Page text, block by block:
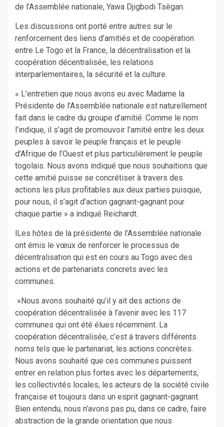
de l’Assemblée nationale, Yawa Djigbodi Tsègan.
Les discussions ont porté entre autres sur le
renforcement des liens d’amitiés et de coopération
entre Le Togo et la France, la décentralisation et la
coopération décentralisée, les relations
interparlementaires, la sécurité et la culture.
« L’entretien que nous avons eu avec Madame la
Présidente de l’Assemblée nationale est naturellement
fait dans le cadre du groupe d’amitié. Comme le nom
l’indique, il s’agit de promouvoir l’amitié entre les deux
peuples à savoir le peuple français et le peuple
d’Afrique de l’Ouest et plus particulièrement le peuple
togolais. Nous avons indiqué que nous souhaitions que
cette amitié puisse se concrétiser à travers des
actions les plus profitables aux deux parties puisque,
pour nous, il s’agit d’action gagnant-gagnant pour
chaque partie » a indiqué Reichardt.
lLes hôtes de la présidente de l’Assemblée nationale
ont émis le vœux de renforcer le processus de
décentralisation qui est en cours au Togo avec des
actions et de partenariats concrets avec les
communes.
»Nous avons souhaité qu’il y ait des actions de
coopération décentralisée à l’avenir avec les 117
communes qui ont été élues récemment. La
coopération décentralisée, c’est à travers différents
noms tels que le partenariat, les actions concrètes.
Nous avons souhaité que ces communes puissent
entrer en relation plus fortes avec les départements,
les collectivités locales, les acteurs de la société civile
française et toujours dans un esprit gagnant-gagnant.
Bien entendu, nous n’avons pas pu, dans ce cadre, faire
abstraction de la grande orientation que nous